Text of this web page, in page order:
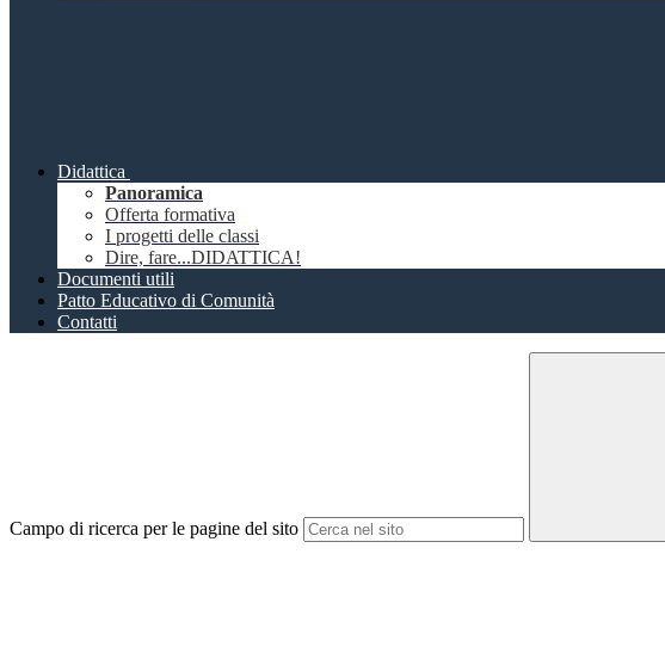
Didattica
Panoramica
Offerta formativa
I progetti delle classi
Dire, fare...DIDATTICA!
Documenti utili
Patto Educativo di Comunità
Contatti
Campo di ricerca per le pagine del sito